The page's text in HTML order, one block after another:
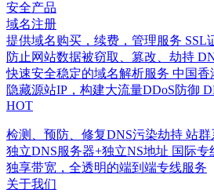
安全产品
域名注册
提供域名购买，续费，管理服务 SSL
防止网站数据被窃取、篡改、劫持
快速安全稳定的域名解析服务 中国香
隐藏源站IP，构建大流量DDoS防御
HOT
检测、预防、修复DNS污染劫持 站群
独立DNS服务器+独立NS地址 国际专
独享带宽，全透明的端到端专线服务
关于我们